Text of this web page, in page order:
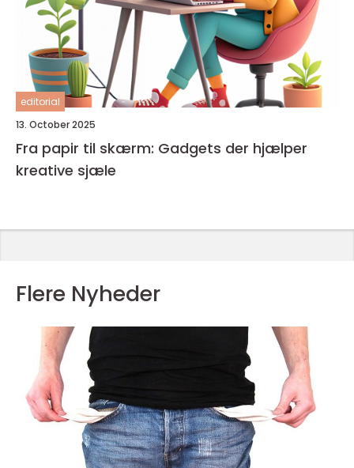
editorial
13. October 2025
Fra papir til skærm: Gadgets der hjælper
kreative sjæle
Flere Nyheder